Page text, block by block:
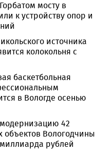
мосту в
к устройству опор и
источника
колокольня с
баскетбольная
в Вологде осенью
42
объектов Вологодчины
рублей